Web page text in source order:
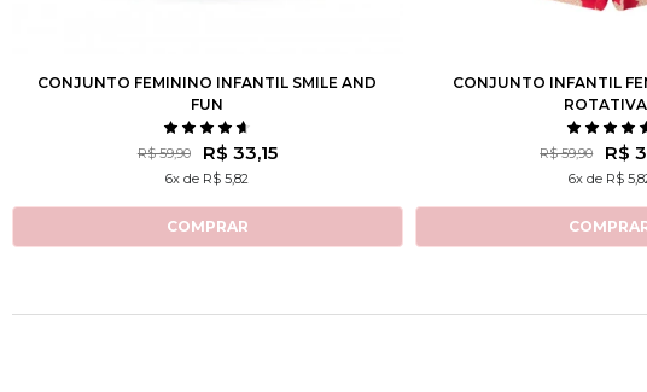
CONJUNTO FEMININO INFANTIL SMILE AND
FUN
R$ 59,90 R$ 33,15
6x de R$ 5,82
COMPRAR
CONJUNTO INFANTIL
R$ 59,90 R$
6x de R$